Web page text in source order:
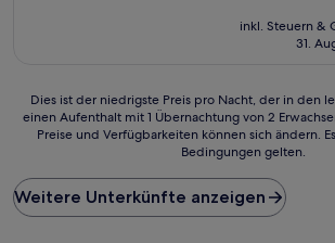
inkl. Steuern &
31.
Dies
ist
Preis
pro
Nacht,
Dies ist der niedrigste Preis pro Nacht, der in den
einen Aufenthalt mit 1 Übernachtung von 2
Preise und Verfügbarkeiten können sich ändern.
Bedingungen gelten.
Weitere Unterkünfte anzeigen